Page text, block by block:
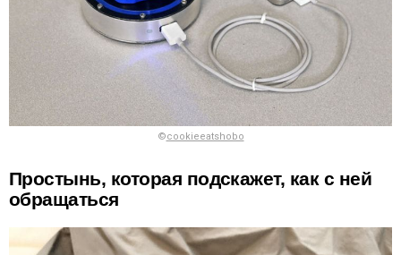
©cookieeatshobo
Простынь, которая подскажет, как с ней
обращаться